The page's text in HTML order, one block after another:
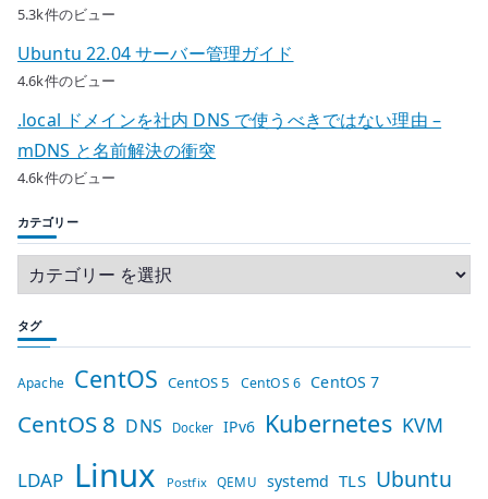
5.3k件のビュー
Ubuntu 22.04 サーバー管理ガイド
4.6k件のビュー
.local ドメインを社内 DNS で使うべきではない理由 –
mDNS と名前解決の衝突
4.6k件のビュー
カテゴリー
タグ
Apache CentOS CentOS 5 CentOS 6 CentOS 7
CentOS 8 DNS Docker IPv6 Kubernetes KVM
LDAP Linux Postfix QEMU systemd TLS Ubuntu